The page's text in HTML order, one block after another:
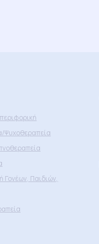
Ψυχοθεραπεία
Γονέων, Παιδιών,